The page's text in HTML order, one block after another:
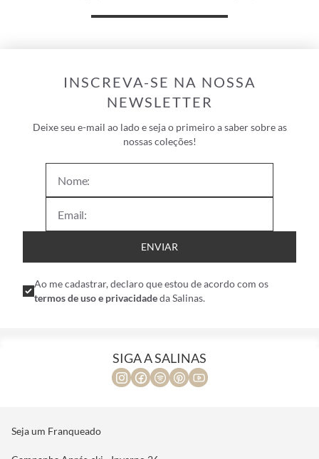
INSCREVA-SE NA NOSSA
NEWSLETTER
Deixe seu e-mail ao lado e seja o primeiro a saber sobre as
nossas coleções!
ENVIAR
Ao me cadastrar, declaro que estou de acordo com os
termos de uso e privacidadeda Salinas.
SIGA A SALINAS
Seja um Franqueado